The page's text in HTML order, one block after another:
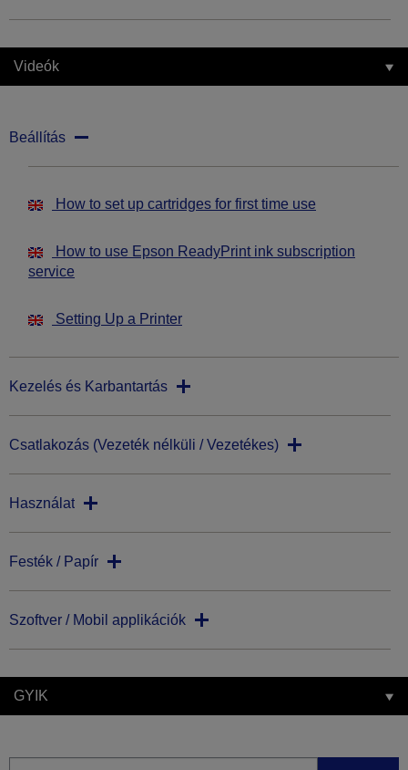
Videók
Beállítás
How to set up cartridges for first time use
How to use Epson ReadyPrint ink subscription
service
Setting Up a Printer
Kezelés és Karbantartás
Csatlakozás (Vezeték nélküli / Vezetékes)
Használat
Festék / Papír
Szoftver / Mobil applikációk
GYIK